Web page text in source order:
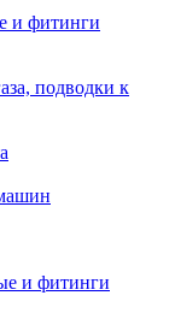
и фитинги
подводки к
и фитинги